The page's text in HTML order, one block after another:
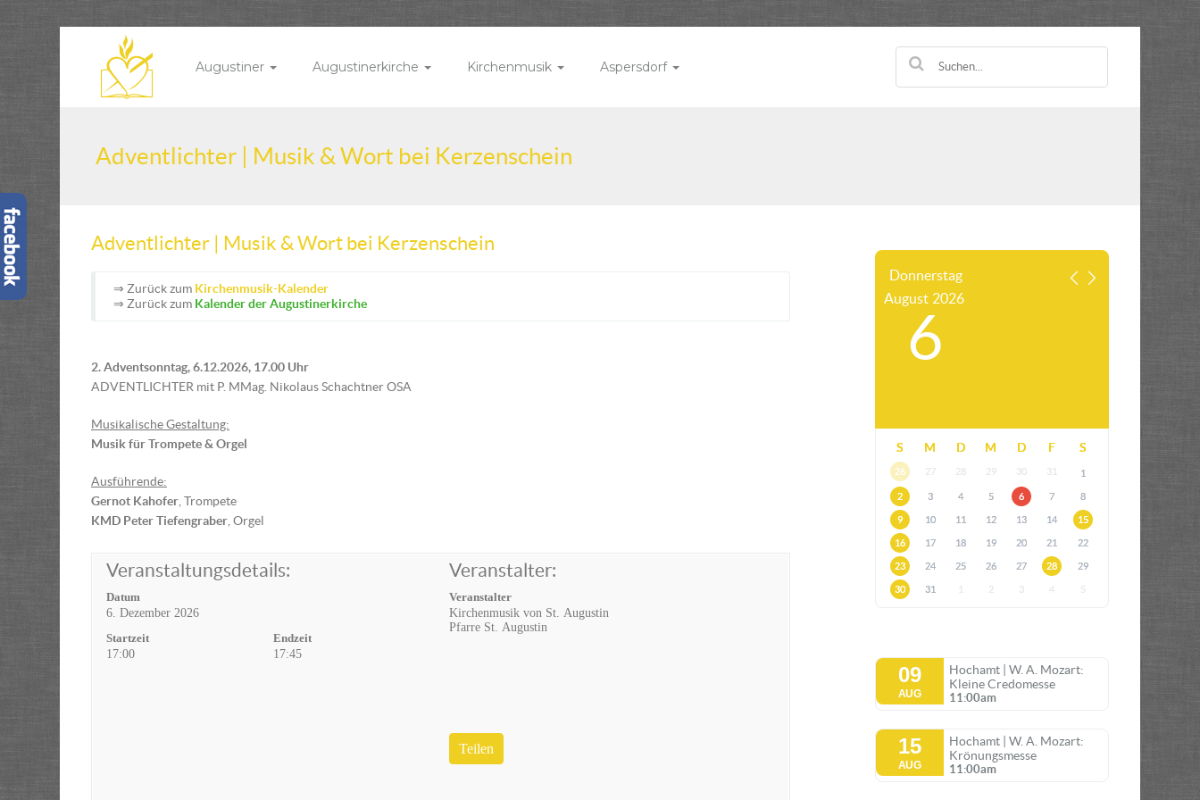
Augustiner Augustinerkirche Kirchenmusik Aspersdorf
Adventlichter | Musik & Wort bei Kerzenschein
Adventlichter | Musik & Wort bei Kerzenschein
⇒ Zurück zum Kirchenmusik-Kalender
⇒ Zurück zum Kalender der Augustinerkirche
2. Adventsonntag, 6.12.2026, 17.00 Uhr
ADVENTLICHTER mit P. MMag. Nikolaus Schachtner OSA
Musikalische Gestaltung:
Musik für Trompete & Orgel
Ausführende:
Gernot Kahofer , Trompete
KMD Peter Tiefengraber , Orgel
Veranstaltungsdetails:
Datum
6. Dezember 2026
Startzeit
17:00
Endzeit
17:45
Veranstalter:
Veranstalter
Kirchenmusik von St. Augustin
Pfarre St. Augustin
Teilen
Donnerstag
August 2026
6
S M D M D F S
26 27 28 29 30 31 1
2 3 4 5 6 7 8
9 10 11 12 13 14 15
16 17 18 19 20 21 22
23 24 25 26 27 28 29
30 31 1 2 3 4 5
09
AUG
Hochamt | W. A. Mozart:
Kleine Credomesse
11:00am
15
AUG
Hochamt | W. A. Mozart:
Krönungsmesse
11:00am